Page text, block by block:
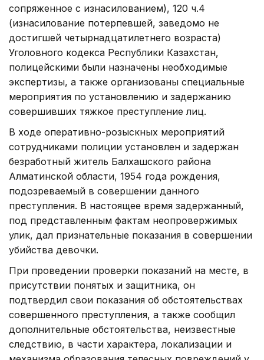
сопряженное с изнасилованием), 120 ч.4
(изнасилование потерпевшей, заведомо не
достигшей четырнадцатилетнего возраста)
Уголовного кодекса Республики Казахстан,
полицейскими были назначены необходимые
экспертизы, а также организованы специальные
мероприятия по установлению и задержанию
совершивших тяжкое преступление лиц.
В ходе оперативно-розыскных мероприятий
сотрудниками полиции установлен и задержан
безработный житель Балхашского района
Алматинской области, 1954 года рождения,
подозреваемый в совершении данного
преступления. В настоящее время задержанный,
под представленным фактам неопровержимых
улик, дал признательные показания в совершении
убийства девочки.
При проведении проверки показаний на месте, в
присутствии понятых и защитника, он
подтвердил свои показания об обстоятельствах
совершенного преступления, а также сообщил
дополнительные обстоятельства, неизвестные
следствию, в части характера, локализации и